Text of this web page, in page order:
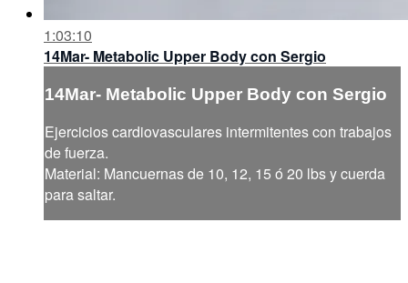
1:03:10
14Mar- Metabolic Upper Body con Sergio
14Mar- Metabolic Upper Body con Sergio
Ejercicios cardiovasculares intermitentes con trabajos
de fuerza.
Material: Mancuernas de 10, 12, 15 ó 20 lbs y cuerda
para saltar.